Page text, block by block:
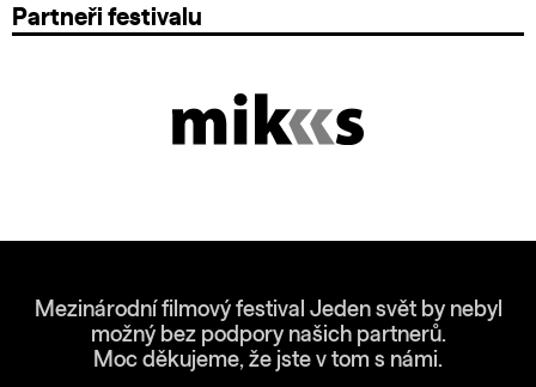
Partneři festivalu
Mezinárodní filmový festival Jeden svět by nebyl
možný bez podpory našich partnerů.
Moc děkujeme, že jste v tom s námi.